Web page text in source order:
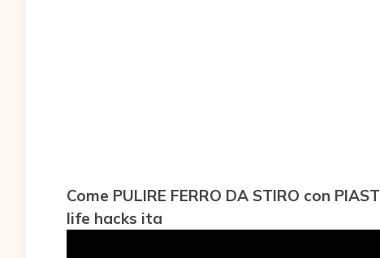
Come PULIRE FERRO DA STIRO con
life hacks ita